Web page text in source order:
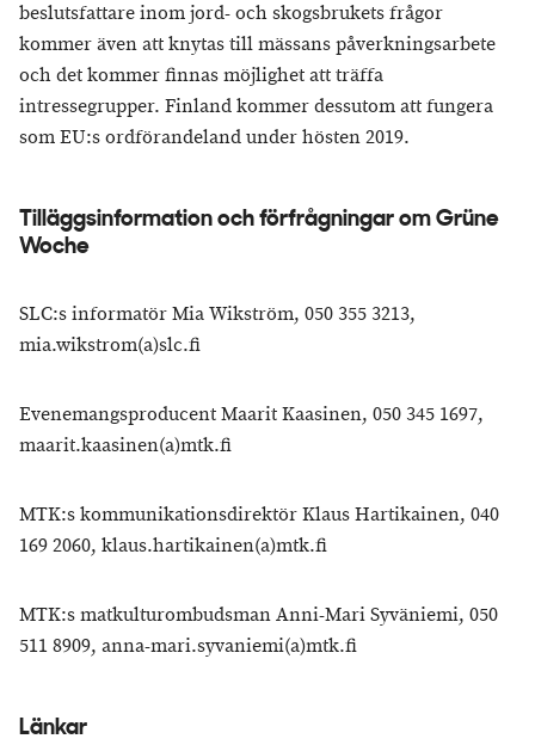
beslutsfattare inom jord- och skogsbrukets frågor
kommer även att knytas till mässans påverkningsarbete
och det kommer finnas möjlighet att träffa
intressegrupper. Finland kommer dessutom att fungera
som EU:s ordförandeland under hösten 2019.
​Tilläggsinformation och förfrågningar om Grüne
Woche
SLC:s informatör Mia Wikström, 050 355 3213,
mia.wikstrom(a)slc.fi
Evenemangsproducent Maarit Kaasinen, 050 345 1697,
maarit.kaasinen(a)mtk.fi
MTK:s kommunikationsdirektör Klaus Hartikainen, 040
169 2060, klaus.hartikainen(a)mtk.fi
MTK:s matkulturombudsman Anni-Mari Syväniemi, 050
511 8909, anna-mari.syvaniemi(a)mtk.fi
Länkar